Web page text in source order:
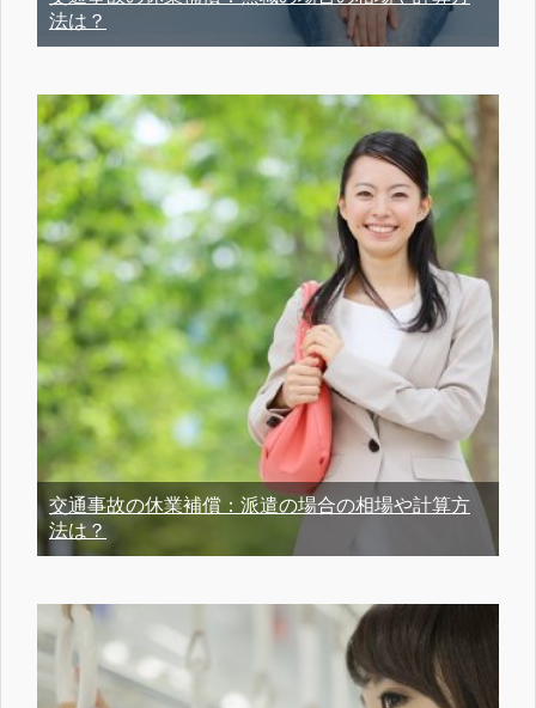
法は？
交通事故の休業補償：派遣の場合の相場や計算方
法は？